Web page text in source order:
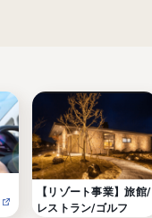
【リゾート事業】旅館/
レストラン/ゴルフ